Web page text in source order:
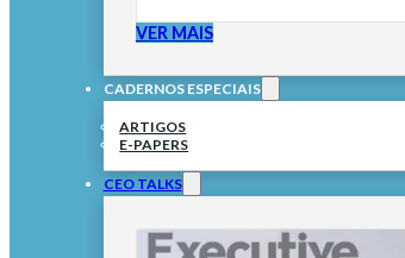
VER MAIS
CADERNOS ESPECIAIS
ARTIGOS
E-PAPERS
CEO TALKS